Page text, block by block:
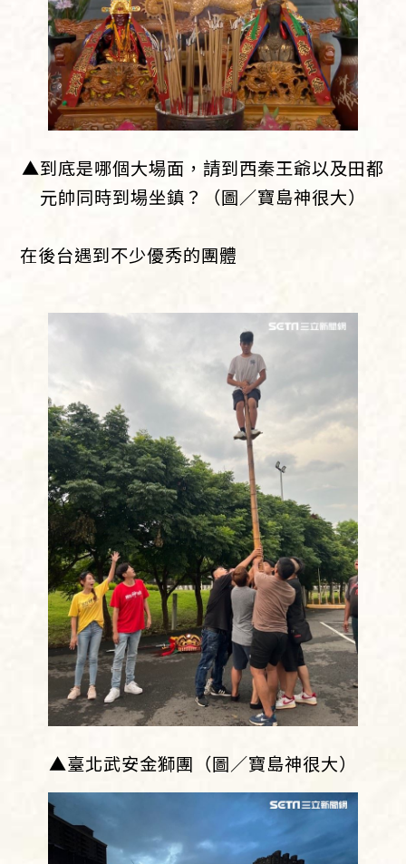
▲到底是哪個大場面，請到西秦王爺以及田都
元帥同時到場坐鎮？（圖／寶島神很大）
在後台遇到不少優秀的團體
▲臺北武安金獅團（圖／寶島神很大）